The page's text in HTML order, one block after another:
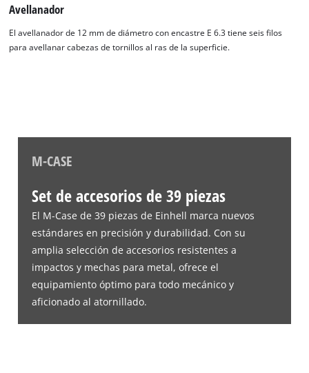
Avellanador
El avellanador de 12 mm de diámetro con encastre E 6.3 tiene seis filos
para avellanar cabezas de tornillos al ras de la superficie.
M-CASE
Set de accesorios de 39 piezas
El M-Case de 39 piezas de Einhell marca nuevos
estándares en precisión y durabilidad. Con su
amplia selección de accesorios resistentes a
impactos y mechas para metal, ofrece el
equipamiento óptimo para todo mecánico y
aficionado al atornillado.